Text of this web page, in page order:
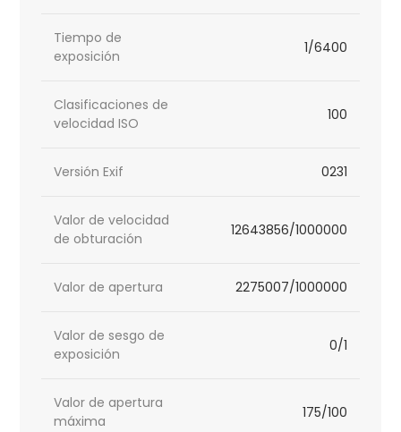
Tiempo de
exposición
1/6400
Clasificaciones de
velocidad ISO
100
Versión Exif 0231
Valor de velocidad
de obturación
12643856/1000000
Valor de apertura 2275007/1000000
Valor de sesgo de
exposición
0/1
Valor de apertura
máxima
175/100